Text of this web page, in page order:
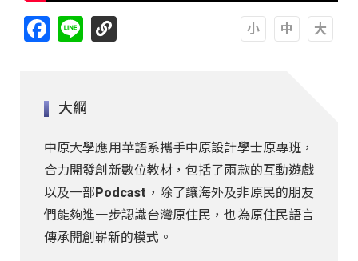
Facebook
Line
大綱
中原大學應用華語系攜手中原設計學士原專班，
合力開發創新數位教材，包括了兩款的互動遊戲
以及一部Podcast，除了讓海外及非原民的朋友
們能夠進一步認識台灣原住民，也為原住民語言
傳承開創嶄新的模式。